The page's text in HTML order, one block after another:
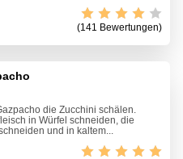
(141 Bewertungen)
die Zucchini schälen.
in Würfel schneiden, die
und in kaltem...